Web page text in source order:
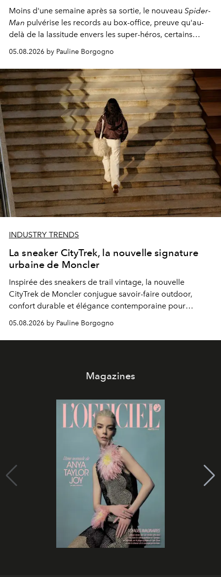
Moins d'une semaine après sa sortie, le nouveau Spider-
Man pulvérise les records au box-office, preuve qu'au-
delà de la lassitude envers les super-héros, certains
personnages continuent de susciter une ferveur intacte.
05.08.2026 by Pauline Borgogno
INDUSTRY TRENDS
La sneaker CityTrek, la nouvelle signature
urbaine de Moncler
Inspirée des sneakers de trail vintage, la nouvelle
CityTrek de Moncler conjugue savoir-faire outdoor,
confort durable et élégance contemporaine pour
accompagner les explorations du quotidien.
05.08.2026 by Pauline Borgogno
Magazines